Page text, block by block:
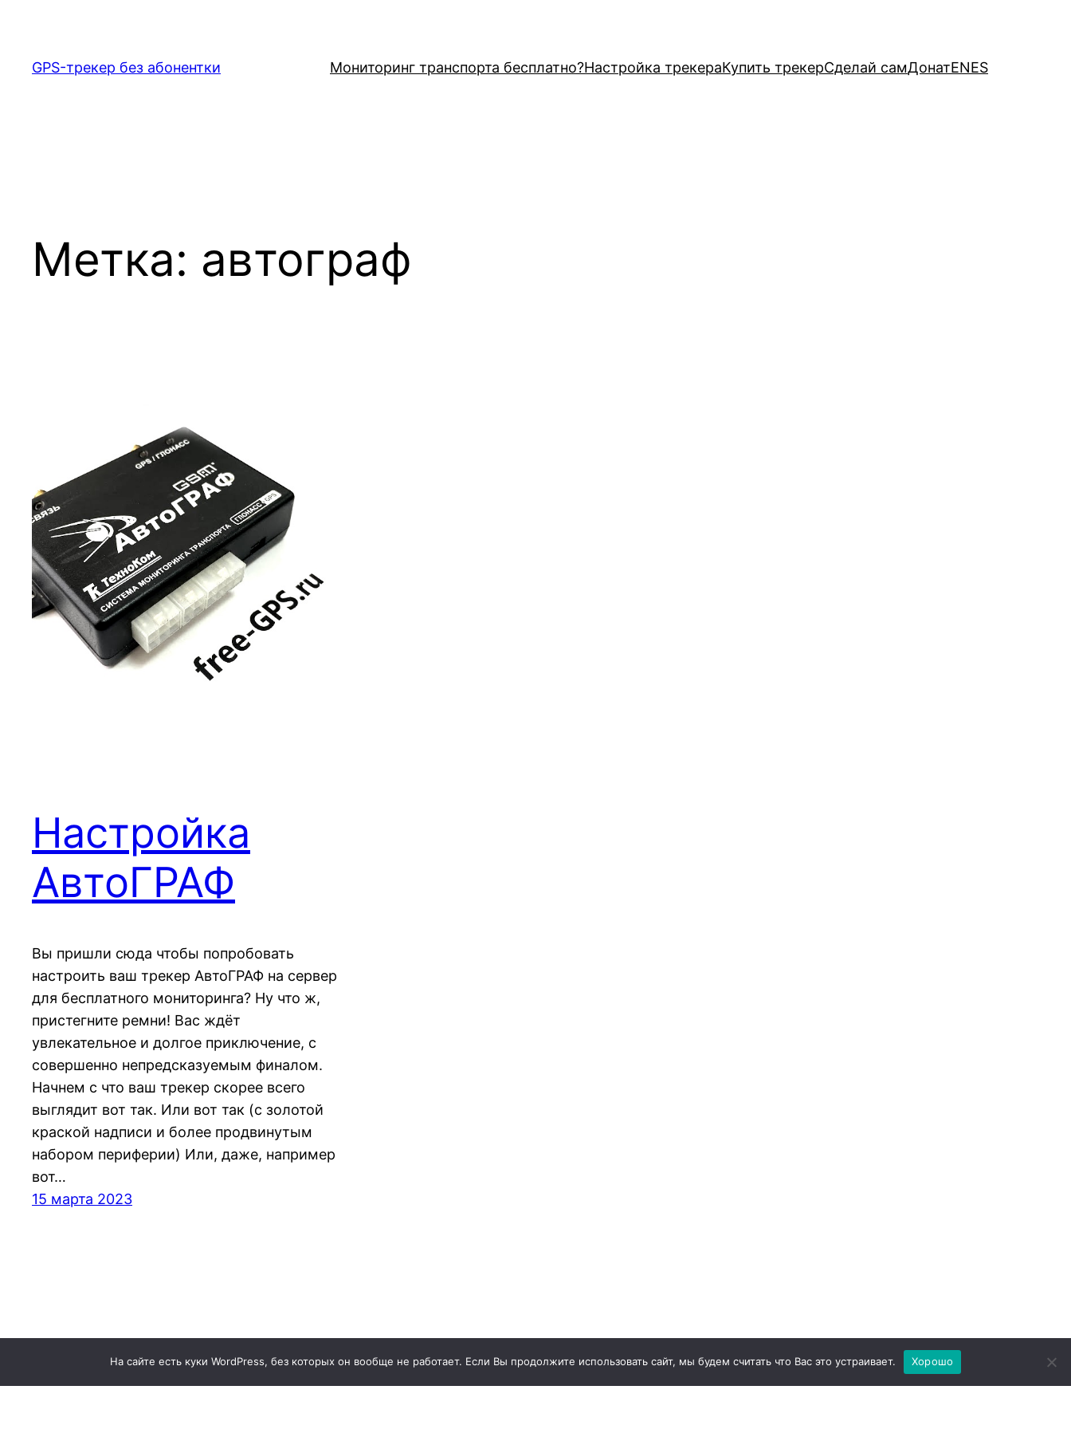
содержимому
GPS-трекер без абонентки Мониторинг транспорта бесплатно?Настройка трекераКупить трекерСделай самДонатENES
Метка: автограф
Настройка
АвтоГРАФ
Вы пришли сюда чтобы попробовать
настроить ваш трекер АвтоГРАФ на сервер
для бесплатного мониторинга? Ну что ж,
пристегните ремни! Вас ждёт
увлекательное и долгое приключение, с
совершенно непредсказуемым финалом.
Начнем с что ваш трекер скорее всего
выглядит вот так. Или вот так (с золотой
краской надписи и более продвинутым
набором периферии) Или, даже, например
вот…
15 марта 2023
На сайте есть куки WordPress, без которых он вообще не работает. Если Вы продолжите использовать сайт, мы будем считать что Вас это устраивает. Хорошо